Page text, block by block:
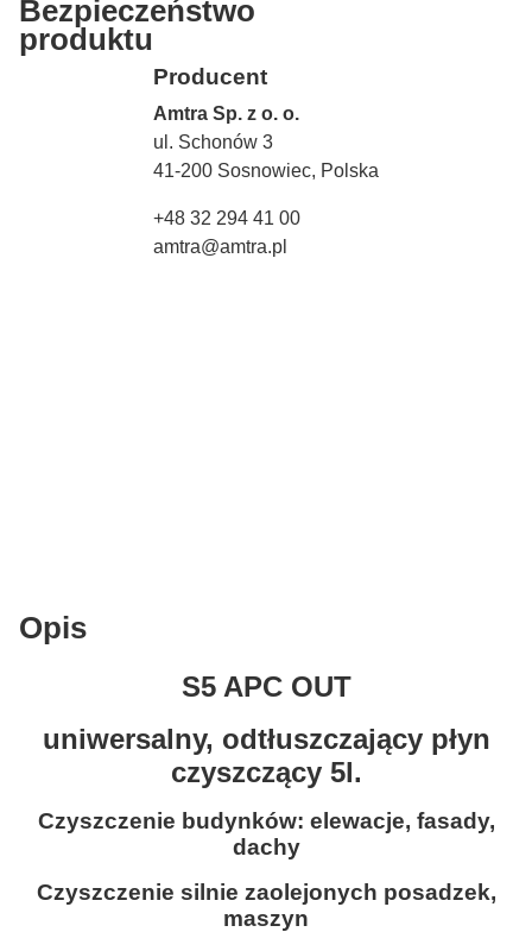
Bezpieczeństwo
produktu
Producent
Amtra Sp. z o. o.
ul. Schonów 3
41-200 Sosnowiec, Polska
+48 32 294 41 00
amtra@amtra.pl
Opis
S5 APC OUT
uniwersalny, odtłuszczający płyn
czyszczący 5l.
Czyszczenie budynków: elewacje, fasady,
dachy
Czyszczenie silnie zaolejonych posadzek,
maszyn